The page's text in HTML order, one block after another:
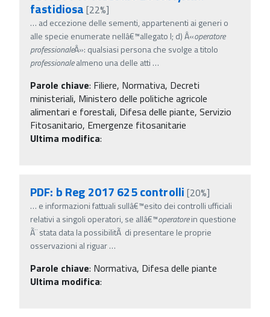
fastidiosa [22%]
… ad eccezione delle sementi, appartenenti ai generi o
alle specie enumerate nellâ€™allegato I; d) Â«operatore
professionaleÂ»: qualsiasi persona che svolge a titolo
professionalealmeno una delle atti …
Parole chiave: Filiere, Normativa, Decreti
ministeriali, Ministero delle politiche agricole
alimentari e forestali, Difesa delle piante, Servizio
Fitosanitario, Emergenze fitosanitarie
Ultima modifica:
PDF: b Reg 2017 625 controlli [20%]
… e informazioni fattuali sullâ€™esito dei controlli ufficiali
relativi a singoli operatori, se allâ€™operatorein questione
Ã¨ stata data la possibilitÃ di presentare le proprie
osservazioni al riguar…
Parole chiave: Normativa, Difesa delle piante
Ultima modifica: